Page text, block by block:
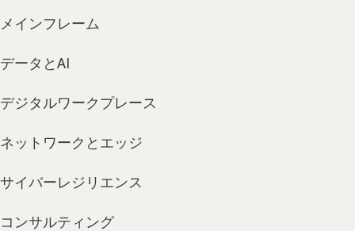
メインフレーム
データとAI
デジタルワークプレース
ネットワークとエッジ
サイバーレジリエンス
コンサルティング